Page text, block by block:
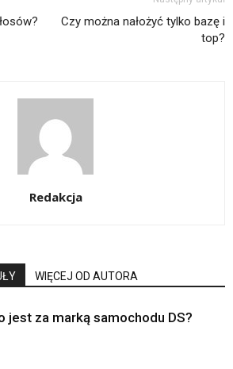
Czy można nałożyć tylko bazę i
top?
Redakcja
WIĘCEJ OD AUTORA
jest za marką samochodu DS?